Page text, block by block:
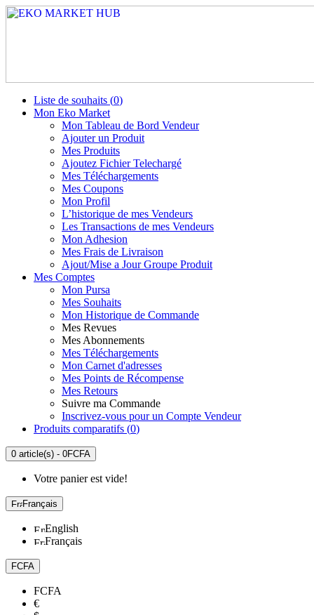
Liste de souhaits (0)
Mon Eko Market
Mon Tableau de Bord Vendeur
Ajouter un Produit
Mes Produits
Ajoutez Fichier Telechargé
Mes Téléchargements
Mes Coupons
Mon Profil
L’historique de mes Vendeurs
Les Transactions de mes Vendeurs
Mon Adhesion
Mes Frais de Livraison
Ajout/Mise a Jour Groupe Produit
Mes Comptes
Mon Pursa
Mes Souhaits
Mon Historique de Commande
Mes Revues
Mes Abonnements
Mes Téléchargements
Mon Carnet d'adresses
Mes Points de Récompense
Mes Retours
Suivre ma Commande
Inscrivez-vous pour un Compte Vendeur
Produits comparatifs (0)
0 article(s) - 0FCFA
Votre panier est vide!
Français
English
Français
FCFA
FCFA
€